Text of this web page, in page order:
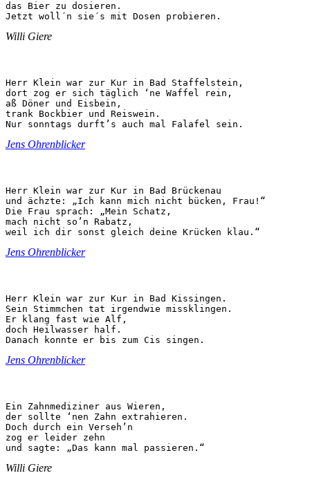
das Bier zu dosieren.
Jetzt woll´n sie´s mit Dosen probieren.
Willi Giere
Herr Klein war zur Kur in Bad Staffelstein,
dort zog er sich täglich ‘ne Waffel rein,
aß Döner und Eisbein,
trank Bockbier und Reiswein.
Nur sonntags durft’s auch mal Falafel sein.
Jens Ohrenblicker
Herr Klein war zur Kur in Bad Brückenau
und ächzte: „Ich kann mich nicht bücken, Frau!“
Die Frau sprach: „Mein Schatz,
mach nicht so’n Rabatz,
weil ich dir sonst gleich deine Krücken klau.“
Jens Ohrenblicker
Herr Klein war zur Kur in Bad Kissingen.
Sein Stimmchen tat irgendwie missklingen.
Er klang fast wie Alf,
doch Heilwasser half.
Danach konnte er bis zum Cis singen.
Jens Ohrenblicker
Ein Zahnmediziner aus Wieren,
der sollte ‘nen Zahn extrahieren.
Doch durch ein Verseh’n
zog er leider zehn
und sagte: „Das kann mal passieren.“
Willi Giere